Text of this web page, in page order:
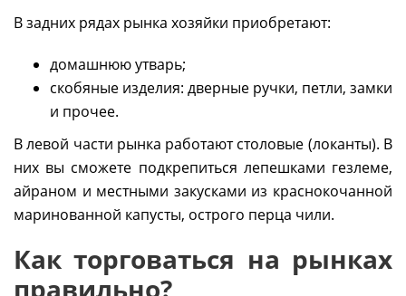
В задних рядах рынка хозяйки приобретают:
домашнюю утварь;
скобяные изделия: дверные ручки, петли, замки
и прочее.
В левой части рынка работают столовые (локанты). В
них вы сможете подкрепиться лепешками гезлеме,
айраном и местными закусками из краснокочанной
маринованной капусты, острого перца чили.
Как торговаться на рынках
правильно?